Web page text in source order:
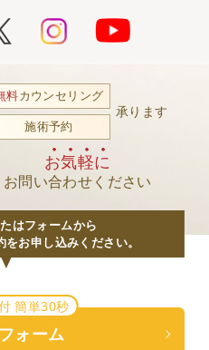
料カウンセリング
施術予約
承ります
お気軽に
お問い合わせください
はフォームから
お申し込みください。
簡単30秒
ォーム